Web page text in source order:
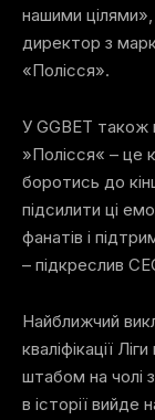
нашими
директор з
«Полісся».
У GGBET також
»Полісся« – це
боротись до
підсилити ці
фанатів і
– підкреслив
Найближчий
кваліфікації
штабом на чолі
в історії вийде